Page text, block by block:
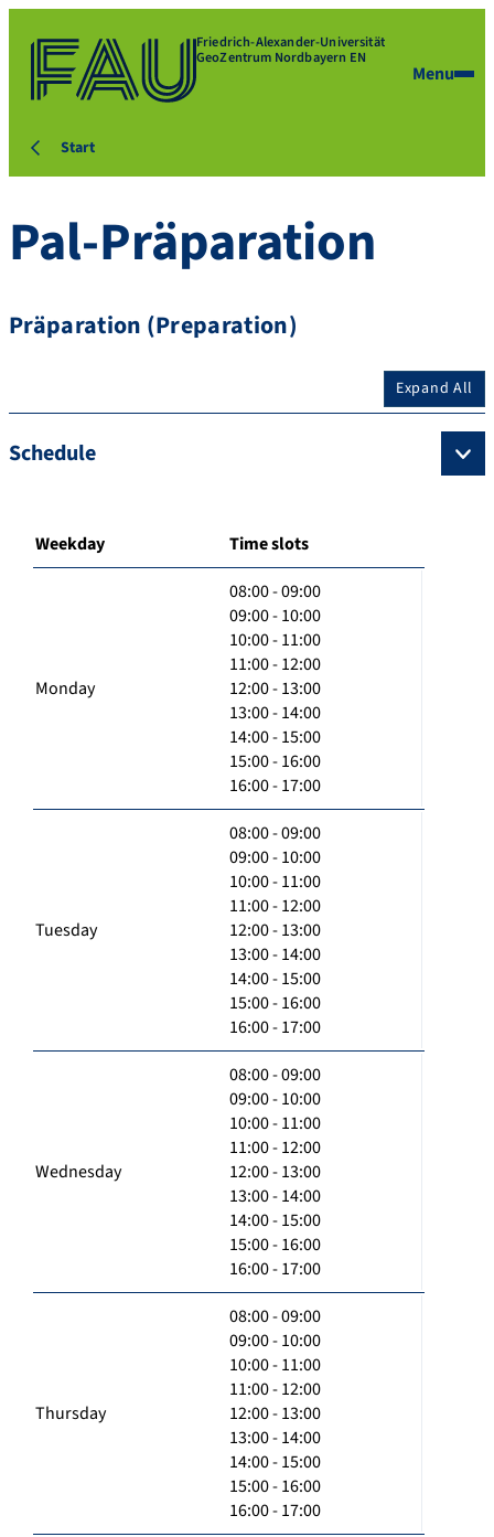
Friedrich-Alexander-Universität
GeoZentrum Nordbayern EN
Menu
Start
Pal-Präparation
Präparation (Preparation)
Expand All
Schedule
Weekday Time slots
Monday
08:00 - 09:00
09:00 - 10:00
10:00 - 11:00
11:00 - 12:00
12:00 - 13:00
13:00 - 14:00
14:00 - 15:00
15:00 - 16:00
16:00 - 17:00
Tuesday
08:00 - 09:00
09:00 - 10:00
10:00 - 11:00
11:00 - 12:00
12:00 - 13:00
13:00 - 14:00
14:00 - 15:00
15:00 - 16:00
16:00 - 17:00
Wednesday
08:00 - 09:00
09:00 - 10:00
10:00 - 11:00
11:00 - 12:00
12:00 - 13:00
13:00 - 14:00
14:00 - 15:00
15:00 - 16:00
16:00 - 17:00
Thursday
08:00 - 09:00
09:00 - 10:00
10:00 - 11:00
11:00 - 12:00
12:00 - 13:00
13:00 - 14:00
14:00 - 15:00
15:00 - 16:00
16:00 - 17:00